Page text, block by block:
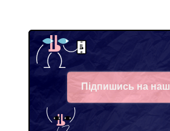
Підпишись на наш
Facebook